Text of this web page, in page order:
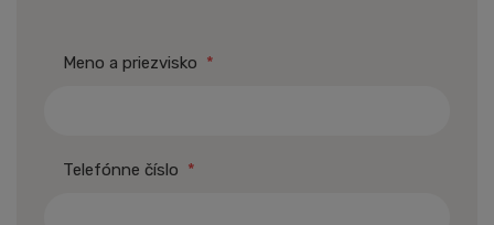
Meno a priezvisko *
Telefónne číslo *